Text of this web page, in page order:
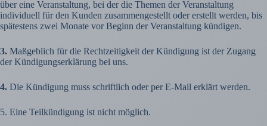
über eine Veranstaltung, bei der die Themen der Veranstaltung
individuell für den Kunden zusammengestellt oder erstellt werden, bis
spätestens zwei Monate vor Beginn der Veranstaltung kündigen.
3. Maßgeblich für die Rechtzeitigkeit der Kündigung ist der Zugang
der Kündigungserklärung bei uns.
4. Die Kündigung muss schriftlich oder per E-Mail erklärt werden.
5. Eine Teilkündigung ist nicht möglich.